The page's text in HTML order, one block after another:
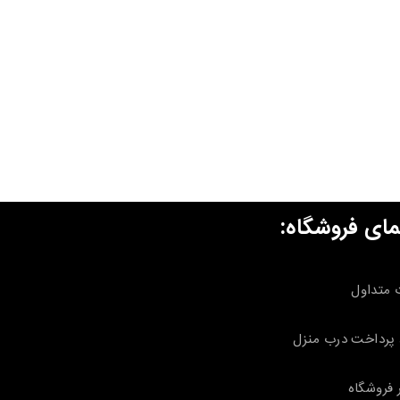
فروشگاه:
متداول
پرداخت درب منزل
فروشگاه